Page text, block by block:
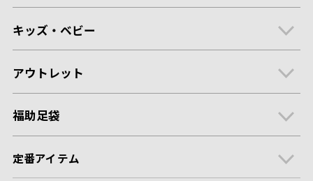
キッズ・ベビー
アウトレット
福助足袋
定番アイテム